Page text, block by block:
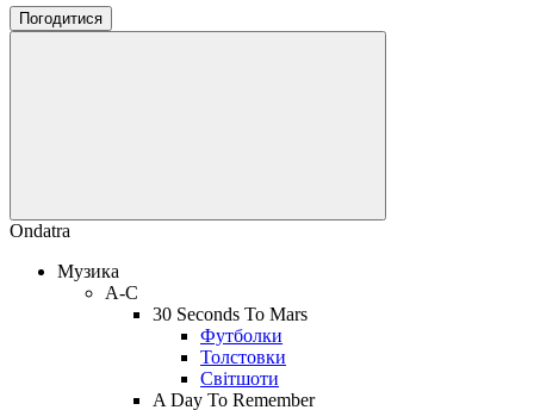
Погодитися
Ondatra
Музика
A-C
30 Seconds To Mars
Футболки
Толстовки
Світшоти
A Day To Remember